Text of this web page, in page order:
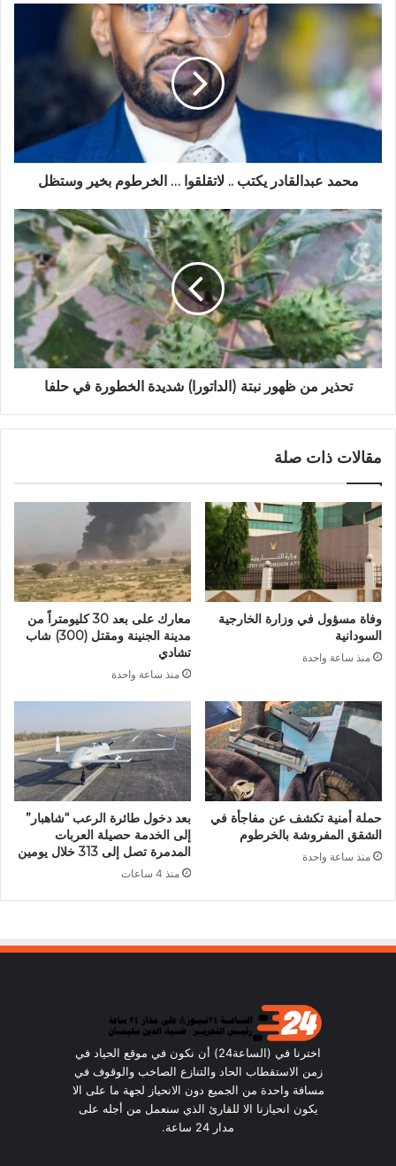
محمد
عبدالقادر
يكتب
..
لاتقلقوا
…
الخرطوم
وستظل
محمد عبدالقادر يكتب .. لاتقلقوا … الخرطوم بخير وستظل
تحذير
من
ظهور
نبتة
(الداتورا)
شديدة
الخطورة
في
حلفا
تحذير من ظهور نبتة (الداتورا) شديدة الخطورة في حلفا
مقالات ذات صلة
وفاة مسؤول في وزارة الخارجية
السودانية
منذ ساعة واحدة
معارك على بعد 30 كليومتراً من
مدينة الجنينة ومقتل (300) شاب
تشادي
منذ ساعة واحدة
حملة أمنية تكشف عن مفاجأة في
الشقق المفروشة بالخرطوم
منذ ساعة واحدة
بعد دخول طائرة الرعب “شاهبار”
إلى الخدمة حصيلة العربات
المدمرة تصل إلى 313 خلال يومين
منذ 4 ساعات
اخترنا في (الساعة24) أن نكون في موقع الحياد في
زمن الاستقطاب الحاد والتنازع الصاخب والوقوف في
مسافة واحدة من الجميع دون الانحياز لجهة ما على الا
يكون انحيازنا الا للقارئ الذي سنعمل من أجله على
مدار 24 ساعة.